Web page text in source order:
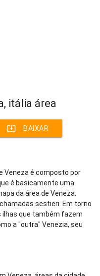
itália área
system_update_alt BAIXAR
Veneza é composto por
é basicamente uma
da área de Veneza.
sestieri. Em torno
que também fazem
a "outra" Venezia, seu